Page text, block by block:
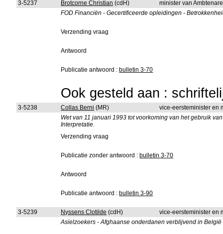
3-5237 Brotcorne Christian (cdH)
minister van
FOD Financiën - Gecertificeerde opleidingen -
Verzending vraag
Antwoord
Publicatie antwoord : bulletin 3-70
Ook gesteld aan :
3-5238 Collas Berni (MR)
vice-eersteminister en
Wet van 11 januari 1993 tot voorkoming van het gebruik
Interpretatie.
Verzending vraag
Publicatie zonder antwoord : bulletin 3-70
Antwoord
Publicatie antwoord : bulletin 3-90
3-5239 Nyssens Clotilde (cdH)
vice-eersteminister en
Asielzoekers - Afghaanse onderdanen verblijvend in